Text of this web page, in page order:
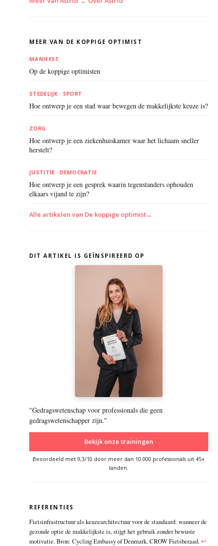
MEER VAN DE KOPPIGE OPTIMIST
MANIFEST
Op de koppige optimisten
STEDELIJK · SPORT
Hoe ontwerp je een stad waar bewegen de makkelijkste keuze is?
ZORG
Hoe ontwerp je een ziekenhuiskamer waar het lichaam sneller
herstelt?
JUSTITIE · DEMOCRATIE
Hoe ontwerp je een gesprek waarin tegenstanders ophouden
elkaars vijand te zijn?
Alle artikelen van De koppige optimist→
DIT ARTIKEL IS GEÏNSPIREERD OP
"Gedragswetenschap voor professionals die geen
gedragswetenschapper zijn."
Bekijk onze trainingen
Beoordeeld met 9,3/10 door meer dan 10.000 professionals uit 45+
landen.
REFERENTIES
Fietsinfrastructuur als keuzearchitectuur voor de standaard: wanneer de
gezonde optie de makkelijkste is, stijgt het gebruik zonder bewuste
motivatie. Bron: Cycling Embassy of Denmark, CROW Fietsberaad.↩